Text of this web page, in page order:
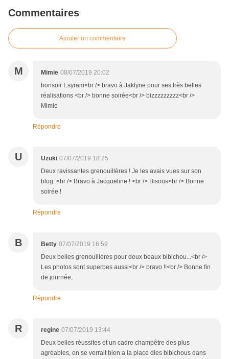
Commentaires
Ajouter un commentaire
M Mimie 08/07/2019 20:02
bonsoir Esyram<br /> bravo à Jaklyne pour ses très belles
réalisations <br /> bonne soirée<br /> bizzzzzzzzz<br />
Mimie
Répondre
U Uzuki 07/07/2019 18:25
Deux ravissantes grenouillères ! Je les avais vues sur son
blog. <br /> Bravo à Jacqueline ! <br /> Bisous<br /> Bonne
soirée !
Répondre
B Betty 07/07/2019 16:59
Deux belles grenouillères pour deux beaux bibichou...<br />
Les photos sont superbes aussi<br /> bravo !!<br /> Bonne fin
de journée,
Répondre
R regine 07/07/2019 13:44
Deux belles réussites et un cadre champêtre des plus
agréables, on se verrait bien a la place dles bibichous dans